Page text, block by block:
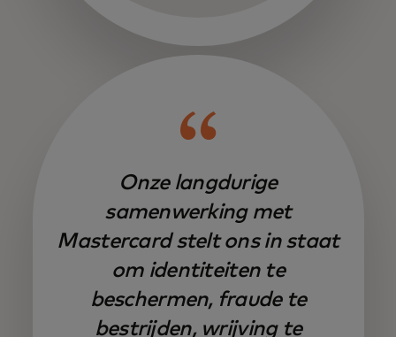
Onze langdurige
samenwerking met
Mastercard stelt ons in staat
om identiteiten te
beschermen, fraude te
bestrijden, wrijving te